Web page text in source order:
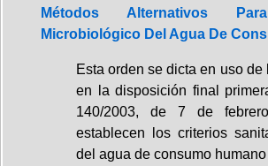
Métodos Alternativos
Microbiológico Del Agua De
Esta orden se dicta en uso
en la disposición final
140/2003, de 7 de
establecen los criterios
del agua de consumo humano